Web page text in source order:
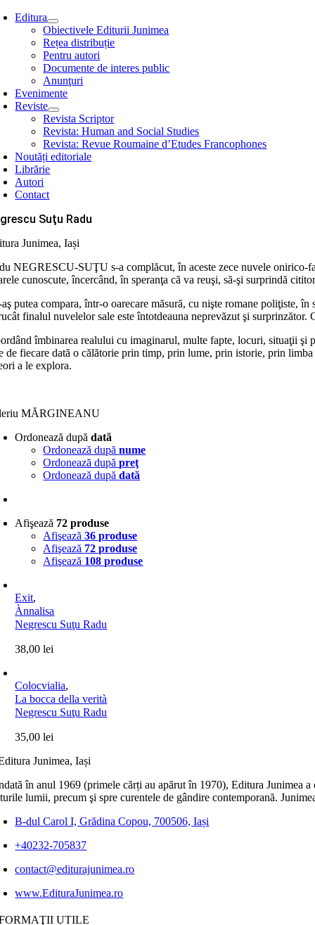
Editura
Obiectivele Editurii Junimea
Rețea distribuție
Pentru autori
Documente de interes public
Anunţuri
Evenimente
Reviste
Revista Scriptor
Revista: Human and Social Studies
Revista: Revue Roumaine d’Etudes Francophones
Noutăți editoriale
Librărie
Autori
Contact
Suţu Radu
Junimea, Iași
NEGRESCU-SUŢU s-a complăcut, în aceste zece nuvele
cunoscute, încercând, în speranţa că va reuşi, să-şi surprindă
putea compara, într-o oarecare măsură, cu nişte romane poliţiste,
finalul nuvelelor sale este întotdeauna neprevăzut şi surprinzător.
îmbinarea realului cu imaginarul, multe fapte, locuri, situaţii şi
de fiecare dată o călătorie prin timp, prin lume, prin istorie, prin
a le explora.
MĂRGINEANU
Ordonează dupădată
Ordonează dupănume
Ordonează dupăpreţ
Ordonează dupădată
Afişează 72 produse
Afişează36 produse
Afişează 72 produse
Afişează 108 produse
Exit,
Ànnalisa
Negrescu Suţu Radu
38,00lei
Colocvialia,
La bocca della verità
Negrescu Suţu Radu
35,00lei
în anul 1969 (primele cărți au apărut în 1970), Editura Junimea
lumii, precum şi spre curentele de gândire contemporană.
B-dul Carol I, Grădina Copou, 700506, Iași
+40232-705837
contact@editurajunimea.ro
www.EdituraJunimea.ro
UTILE